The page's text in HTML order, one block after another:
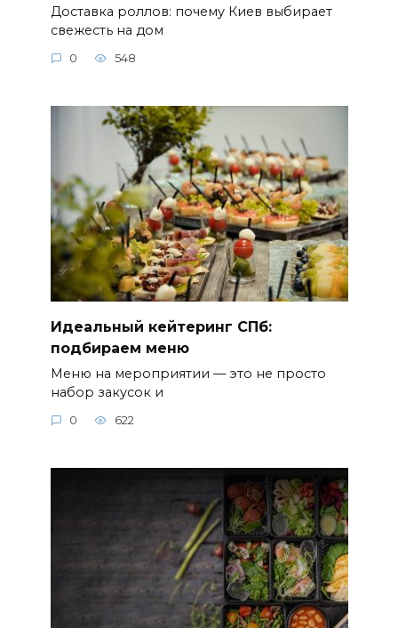
Доставка роллов: почему Киев выбирает
свежесть на дом
0 548
Идеальный кейтеринг СПб:
подбираем меню
Меню на мероприятии — это не просто
набор закусок и
0 622